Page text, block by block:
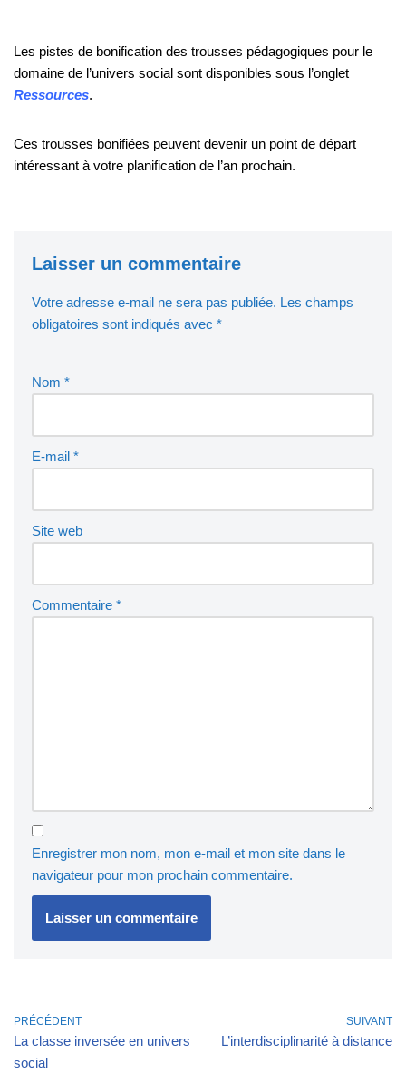
Les pistes de bonification des trousses pédagogiques pour le
domaine de l’univers social sont disponibles sous l’onglet
Ressources.
Ces trousses bonifiées peuvent devenir un point de départ
intéressant à votre planification de l’an prochain.
Laisser un commentaire
Votre adresse e-mail ne sera pas publiée. Les champs
obligatoires sont indiqués avec *
Nom *
E-mail *
Site web
Commentaire *
Enregistrer mon nom, mon e-mail et mon site dans le
navigateur pour mon prochain commentaire.
PRÉCÉDENT
La classe inversée en univers
social
SUIVANT
L’interdisciplinarité à distance